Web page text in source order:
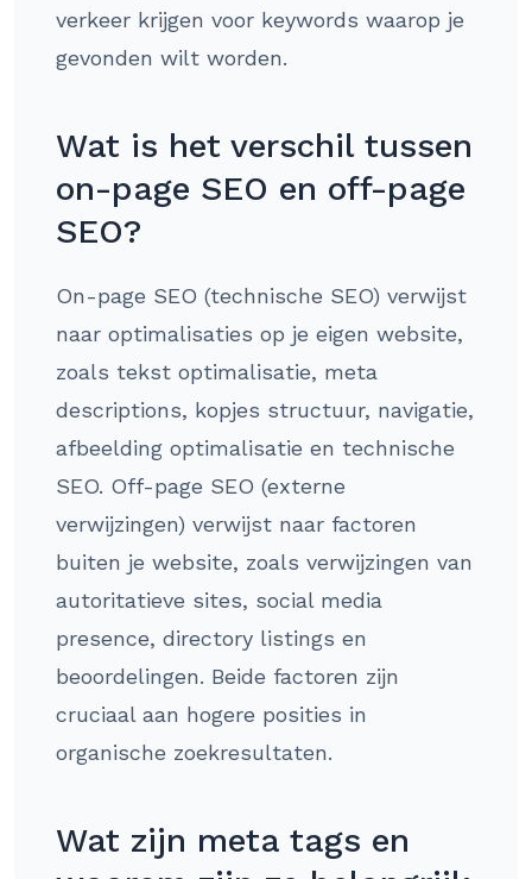
verkeer krijgen voor keywords waarop je
gevonden wilt worden.
Wat is het verschil tussen
on-page SEO en off-page
SEO?
On-page SEO (technische SEO) verwijst
naar optimalisaties op je eigen website,
zoals tekst optimalisatie, meta
descriptions, kopjes structuur, navigatie,
afbeelding optimalisatie en technische
SEO. Off-page SEO (externe
verwijzingen) verwijst naar factoren
buiten je website, zoals verwijzingen van
autoritatieve sites, social media
presence, directory listings en
beoordelingen. Beide factoren zijn
cruciaal aan hogere posities in
organische zoekresultaten.
Wat zijn meta tags en